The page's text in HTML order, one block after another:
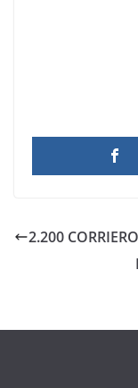
2.200